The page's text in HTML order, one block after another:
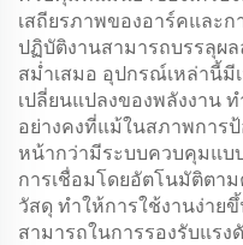
เสถียรภาพของอาร์คและ
ปฏิบัติงานสามารถบรรลุผ
สม่ำเสมอ อุปกรณ์เหล่านี้มี
เปลี่ยนแปลงของพลังงาน
อย่างคงที่แม้ในสภาพการ
หน้ากว่ามีระบบควบคุมแบ
การเชื่อมโดยอัตโนมัติตา
วัสดุ ทำให้การใช้งานง่าย
สามารถในการรองรับแร